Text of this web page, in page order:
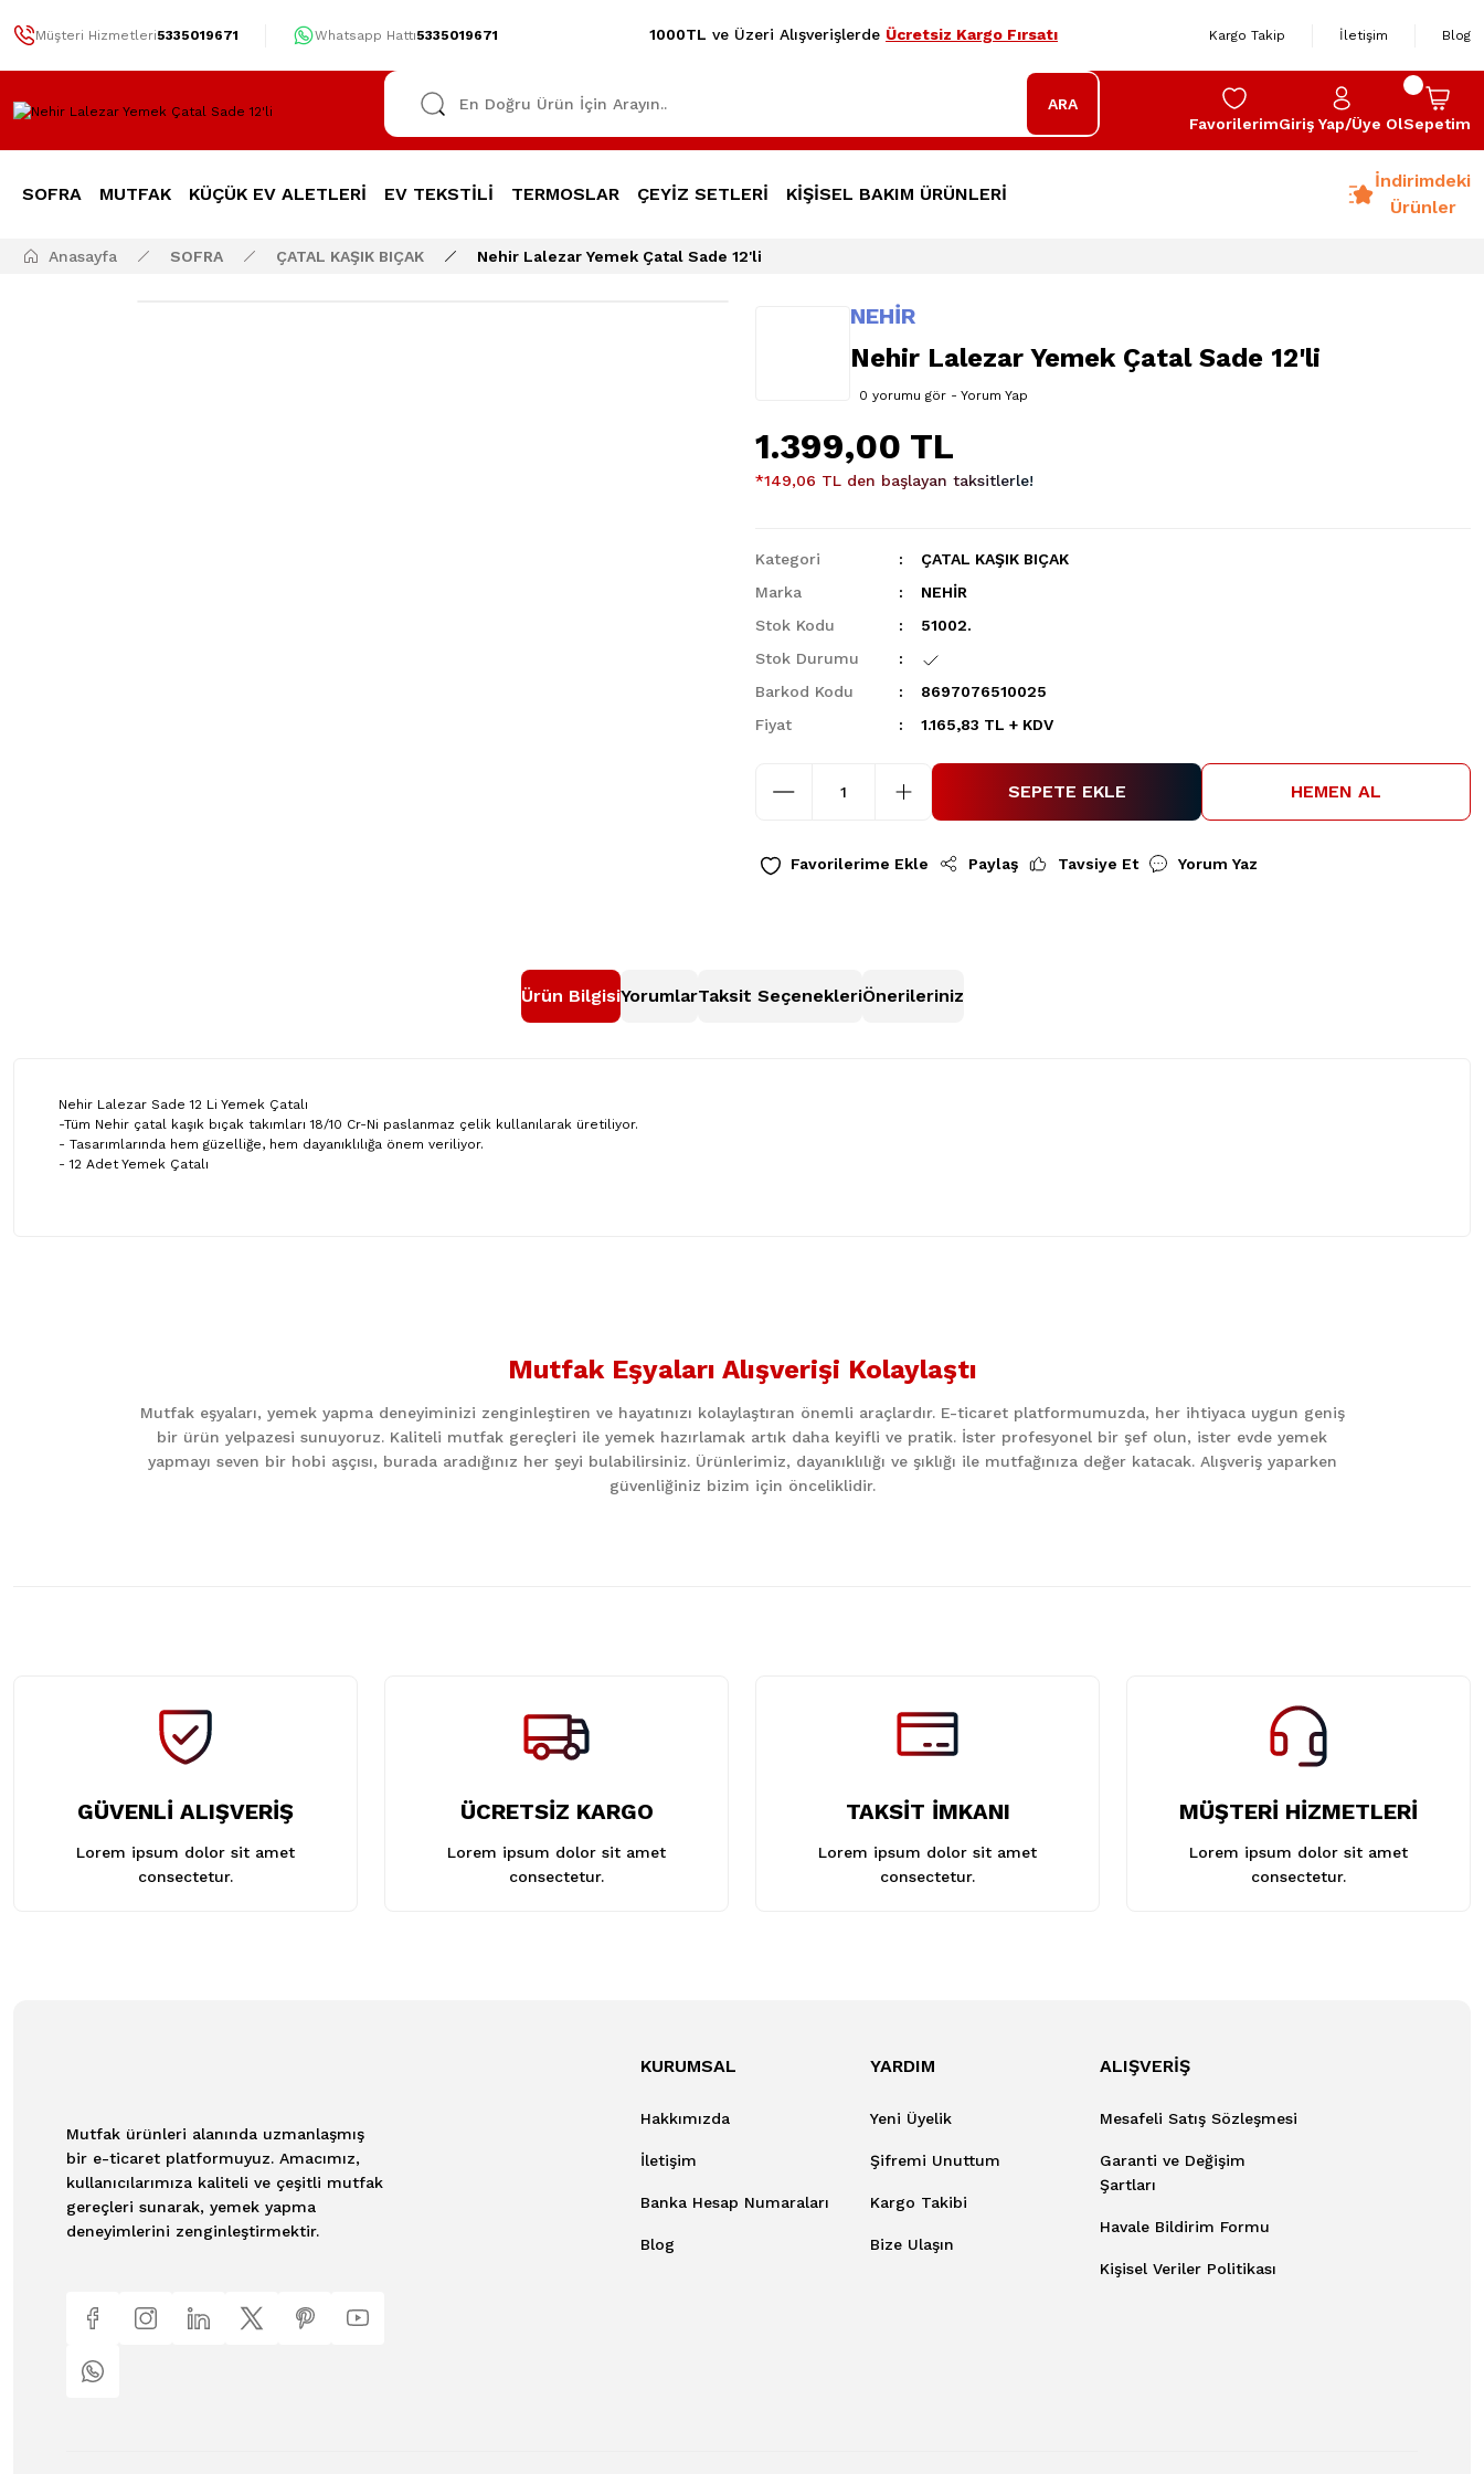
Müşteri Hizmetleri5335019671 Whatsapp Hattı5335019671 1000TL ve Üzeri Alışverişlerde Ücretsiz Kargo Fırsatı Kargo Takip İletişim Blog
ARA
FavorilerimGiriş Yap/Üye OlSepetim
SOFRA MUTFAK KÜÇÜK EV ALETLERİ EV TEKSTİLİ TERMOSLAR ÇEYİZ SETLERİ KİŞİSEL BAKIM ÜRÜNLERİ
İndirimdeki
Ürünler
Anasayfa SOFRA ÇATAL KAŞIK BIÇAK Nehir Lalezar Yemek Çatal Sade 12'li
NEHİR
Nehir Lalezar Yemek Çatal Sade 12'li
0 yorumu gör - Yorum Yap
1.399,00 TL
*149,06 TL den başlayan taksitlerle!
Kategori
ÇATAL KAŞIK BIÇAK
Marka
NEHİR
Stok Kodu
51002.
Stok Durumu
Barkod Kodu
8697076510025
Fiyat
1.165,83 TL + KDV
SEPETE EKLE HEMEN AL
Paylaş Tavsiye Et Yorum Yaz
Ürün BilgisiYorumlarTaksit SeçenekleriÖnerileriniz
Nehir Lalezar Sade 12 Li Yemek Çatalı
-Tüm Nehir çatal kaşık bıçak takımları 18/10 Cr-Ni paslanmaz çelik kullanılarak üretiliyor.
- Tasarımlarında hem güzelliğe, hem dayanıklılığa önem veriliyor.
- 12 Adet Yemek Çatalı
Yorum Yaz
Ürün bilgilerinde hatalar bulunuyor.
Ürün fiyatı diğer sitelerden daha pahalı.
Mutfak Eşyaları Alışverişi Kolaylaştı
Mutfak eşyaları, yemek yapma deneyiminizi zenginleştiren ve hayatınızı kolaylaştıran önemli araçlardır. E-ticaret platformumuzda, her ihtiyaca uygun geniş
bir ürün yelpazesi sunuyoruz. Kaliteli mutfak gereçleri ile yemek hazırlamak artık daha keyifli ve pratik. İster profesyonel bir şef olun, ister evde yemek
yapmayı seven bir hobi aşçısı, burada aradığınız her şeyi bulabilirsiniz. Ürünlerimiz, dayanıklılığı ve şıklığı ile mutfağınıza değer katacak. Alışveriş yaparken
güvenliğiniz bizim için önceliklidir.
GÜVENLİ ALIŞVERİŞ
Lorem ipsum dolor sit amet
consectetur.
ÜCRETSİZ KARGO
Lorem ipsum dolor sit amet
consectetur.
TAKSİT İMKANI
Lorem ipsum dolor sit amet
consectetur.
MÜŞTERİ HİZMETLERİ
Lorem ipsum dolor sit amet
consectetur.
Mutfak ürünleri alanında uzmanlaşmış
bir e-ticaret platformuyuz. Amacımız,
kullanıcılarımıza kaliteli ve çeşitli mutfak
gereçleri sunarak, yemek yapma
deneyimlerini zenginleştirmektir.
KURUMSAL
Hakkımızda
İletişim
Banka Hesap Numaraları
Blog
YARDIM
Yeni Üyelik
Şifremi Unuttum
Kargo Takibi
Bize Ulaşın
ALIŞVERİŞ
Mesafeli Satış Sözleşmesi
Garanti ve Değişim
Şartları
Havale Bildirim Formu
Kişisel Veriler Politikası